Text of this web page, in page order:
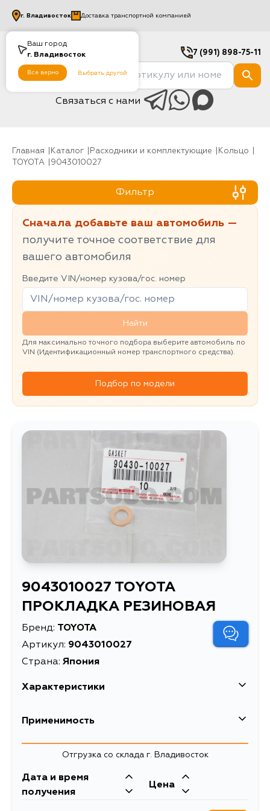
Ваш город
г. Владивосток
Все верно Выбрать другой
г. Владивосток Доставка транспортной компанией
7 (991) 898-75-11
Связаться с нами
Главная Каталог Расходники и комплектующие
Кольцо
TOYOTA
9043010027
Фильтр
Сначала добавьте ваш автомобиль —
получите точное соответствие для
вашего автомобиля
Введите VIN/номер кузова/гос. номер
Найти
Для максимально точного подбора выберите автомобиль по
VIN (Идентификационный номер транспортного средства).
Подбор по модели
9043010027 TOYOTA
ПРОКЛАДКА РЕЗИНОВАЯ
Бренд: TOYOTA
Артикул: 9043010027
Страна: Япония
Характеристики
Масса, кг
Применимость
Toyota
Кузов Двигатель
KP36, NDE150, CT220, CT190,
2K, 1NDTV, 2CTE,
Отгрузка со склада г. Владивосток
Дата и время
получения
Цена